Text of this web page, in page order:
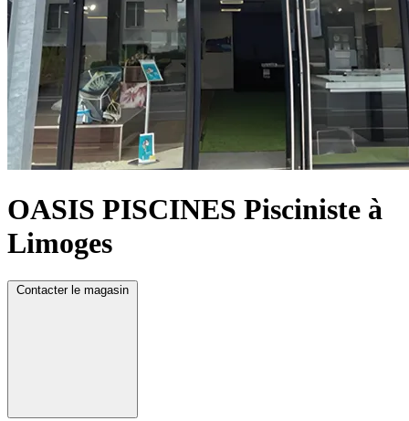
OASIS PISCINES Pisciniste à
Limoges
Contacter le magasin